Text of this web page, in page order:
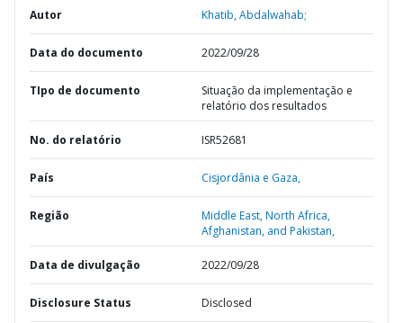
Autor Khatib, Abdalwahab;
Data do documento 2022/09/28
TIpo de documento
Situação da implementação e
relatório dos resultados
No. do relatório ISR52681
País Cisjordânia e Gaza,
Região
Middle East, North Africa,
Afghanistan, and Pakistan,
Data de divulgação 2022/09/28
Disclosure Status Disclosed